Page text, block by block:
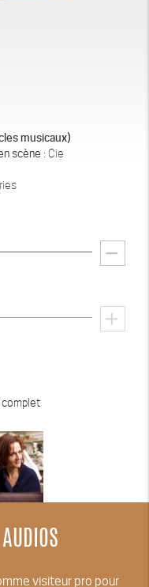
musicaux)
scène : Cie
remove
add
complet
visiteur pro pour